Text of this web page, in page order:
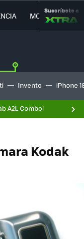
MOVILIDAD
Suscríbete a
Invento iPhone
A2L Combo!
Kodak